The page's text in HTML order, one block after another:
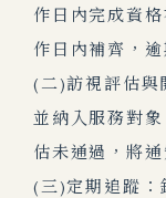
作日內完成資
作日內補齊，逾
(二)訪視評估與
並納入服務對
估未通過，將
(三)定期追蹤：